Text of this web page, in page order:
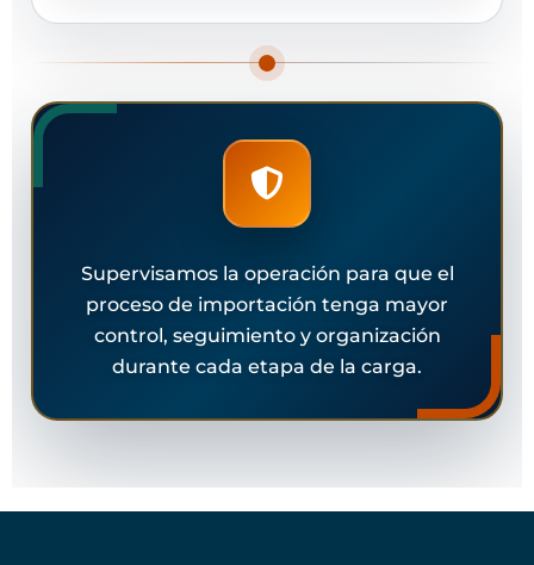
Supervisamos la operación para que el
proceso de importación tenga mayor
control, seguimiento y organización
durante cada etapa de la carga.